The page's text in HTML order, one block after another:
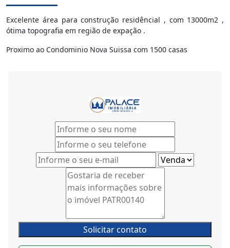
Excelente área para construção residêncial , com 13000m2 ,
ótima topografia em região de expação .
Proximo ao Condominio Nova Suissa com 1500 casas
Solicitar contato